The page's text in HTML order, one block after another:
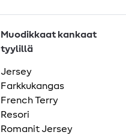
Muodikkaat kankaat
tyylillä
Jersey
Farkkukangas
French Terry
Resori
Romanit Jersey